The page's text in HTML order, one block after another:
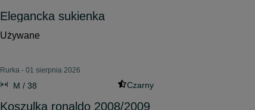
Elegancka sukienka
Używane
Rurka - 01 sierpnia 2026
M / 38 Czarny
Koszulka ronaldo 2008/2009